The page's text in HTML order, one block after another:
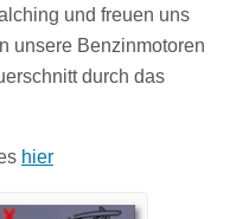
und freuen uns
unsere Benzinmotoren
durch das
hier